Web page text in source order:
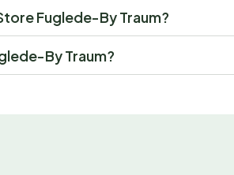
Fuglede-By Traum?
By Traum?